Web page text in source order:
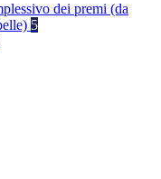
dei premi (da
5